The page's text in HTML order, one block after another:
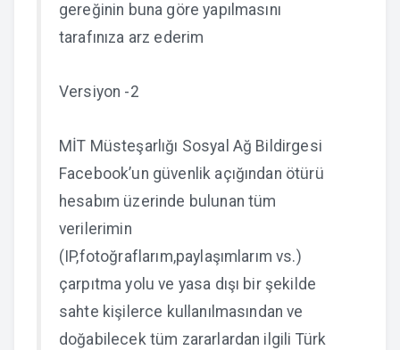
gereğinin buna göre yapılmasını
tarafınıza arz ederim
Versiyon -2
MİT Müsteşarlığı Sosyal Ağ Bildirgesi
Facebook’un güvenlik açığından ötürü
hesabım üzerinde bulunan tüm
verilerimin
(IP,fotoğraflarım,paylaşımlarım vs.)
çarpıtma yolu ve yasa dışı bir şekilde
sahte kişilerce kullanılmasından ve
doğabilecek tüm zararlardan ilgili Türk